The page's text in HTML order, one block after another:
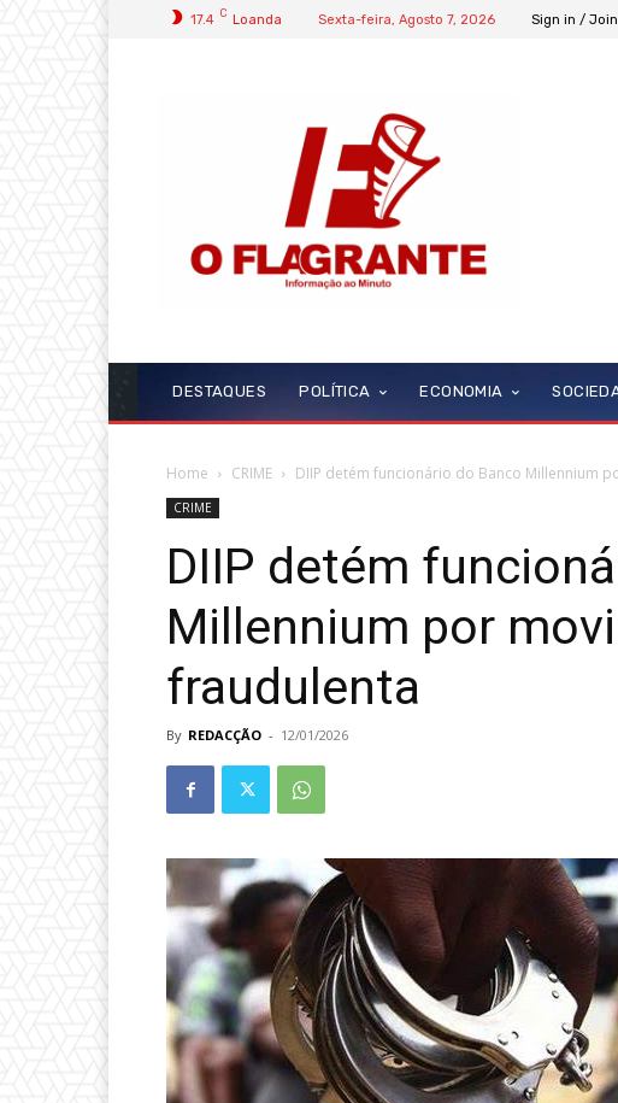
17.4 C Loanda Sexta-feira, Agosto 7, 2026 Sign in / Join
DESTAQUES POLÍTICA ECONOMIA
Home CRIME DIIP detém funcionário do Banco Millennium
CRIME
DIIP detém
Millennium por
fraudulenta
By REDACÇÃO - 12/01/2026